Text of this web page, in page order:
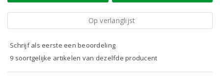
Op verlanglijst
Schrijf als eerste een beoordeling
9 soortgelijke artikelen van dezelfde producent